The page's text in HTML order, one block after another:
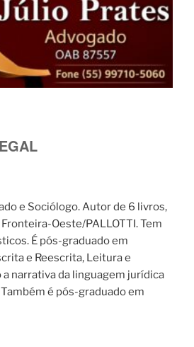
e Sociólogo. Autor de 6 livros,
Oeste/PALLOTTI. Tem
É pós-graduado em
e Reescrita, Leitura e
narrativa da linguagem jurídica
é pós-graduado em